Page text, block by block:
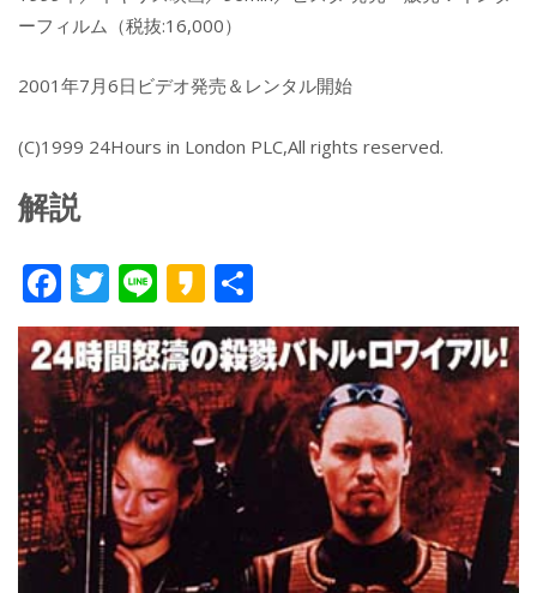
ーフィルム（税抜:16,000）
2001年7月6日ビデオ発売＆レンタル開始
(C)1999 24Hours in London PLC,All rights reserved.
解説
F
ac
e
b
o
o
k
T
w
itt
er
Li
n
e
K
a
k
a
o
有